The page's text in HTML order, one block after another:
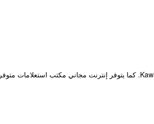
يضمن الريوكان إقامة رفيعة المستوى في مدينة كيوتو ويقع ضمن مسافة قصيرة مشياً من Kawaramachi Railway Station. كما يتوفر إنترنت مجاني مكتب استعلامات متوفر